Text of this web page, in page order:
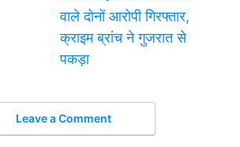
वाले दोनों आरोपी गिरफ्तार,
क्राइम ब्रांच ने गुजरात से
पकड़ा
Leave a Comment